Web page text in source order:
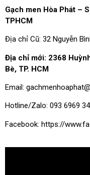
Gạch men Hòa Phát –
TPHCM
Địa chỉ Cũ: 32 Nguyễn
Địa chỉ mới: 2368
Bè, TP. HCM
Email:
Hotline/Zalo: 093 6969
Facebook: https://